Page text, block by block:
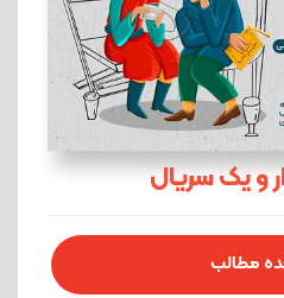
و یک سریال
مطالب